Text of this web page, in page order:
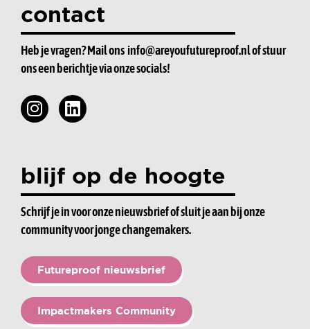
contact
Heb je vragen? Mail ons info@areyoufutureproof.nlof stuur
ons een berichtje via onze socials!
blijf op de hoogte
Schrijf je in voor onze nieuwsbrief of sluit je aan bij onze
community voor jonge changemakers.
Futureproof nieuwsbrief
Impactmakers Community